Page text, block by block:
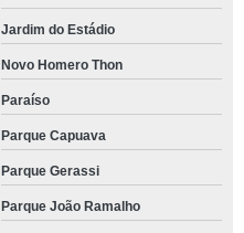
Jardim do Estádio
Novo Homero Thon
Paraíso
Parque Capuava
Parque Gerassi
Parque João Ramalho